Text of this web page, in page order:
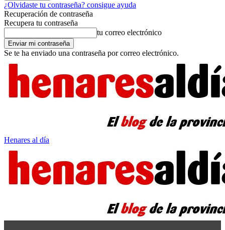
¿Olvidaste tu contraseña? consigue ayuda
Recuperación de contraseña
Recupera tu contraseña
tu correo electrónico
Se te ha enviado una contraseña por correo electrónico.
Henares al día